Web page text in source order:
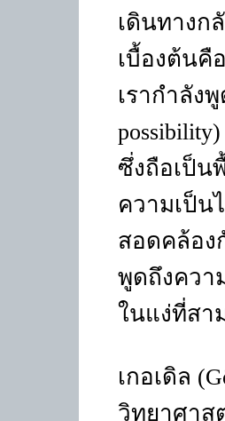
เดินทางก
เบื้องต้นคื
เรากำลัง
possibility
ซึ่งถือเป็น
ความเป็น
สอดคล้อง
พูดถึงควา
ในแง่ที่สา
เกอเดิล
วิทยาศาส